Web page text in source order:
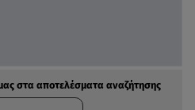
στα αποτελέσματα αναζήτησης